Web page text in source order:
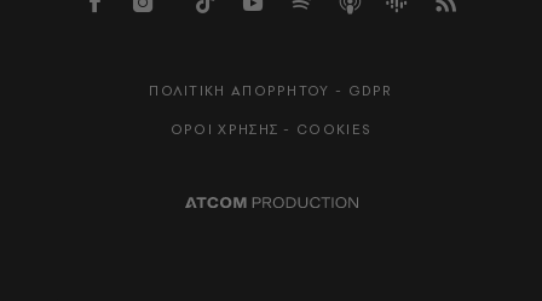
ΠΟΛΙΤΙΚΗ ΑΠΟΡΡΗΤΟΥ - GDPR
ΟΡΟΙ ΧΡΗΣΗΣ - COOKIES